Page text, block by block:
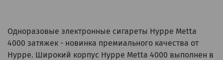
Одноразовые электронные сигареты Hyppe Metta
4000 затяжек - новинка премиального качества от
Hyppe. Широкий корпус Hyppe Metta 4000 выполнен в